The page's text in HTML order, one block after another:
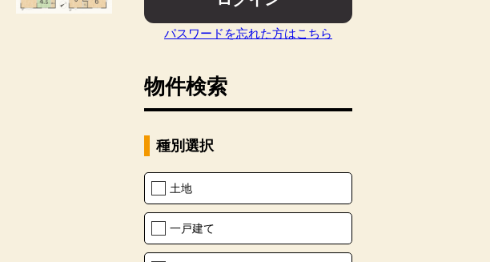
パスワードを忘れた方はこちら
物件検索
種別選択
土地
一戸建て